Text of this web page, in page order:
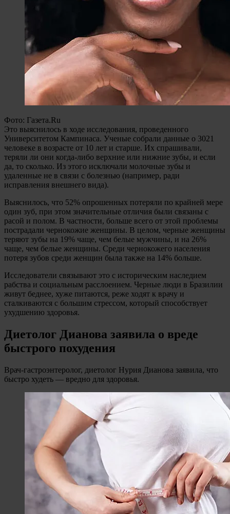
Фото: Газета.Ru
Это выяснилось в ходе исследования, проведенного
Университетом Кампинаса. Ученые собрали данные о 3021
человеке в возрасте от 10 лет и старше. Их спрашивали,
теряли ли они когда-либо верхние или нижние зубы, и если
да, то сколько. Из этого исключали молочные зубы и
удаленные не в связи с болезнью (например, ради
исправления внешнего вида).
Выяснилось, что 52% опрошенных потеряли по крайней мере
один зуб, при этом значительные отличия были связаны с
расой и полом. В частности, больше всего от этой проблемы
пострадали чернокожие женщины. В целом, черные женщины
теряют зубы на 19% чаще, чем белые мужчины, и на 26%
чаще, чем белые женщины. Среди чернокожего населения
потеря зубов среди женщин была также на 14% больше.
Исследователи связывают это с историческим наследием
рабства и социальным расслоением. Черные люди в Бразилии
живут беднее, хуже питаются, реже ходят к врачу и
сталкиваются с большим стрессом, который способствует
ухудшению здоровья.
Диетолог Дианова заявила о вреде
быстрого похудения
Врач-гастроэнтеролог, диетолог Нурия Дианова заявила, что
быстро худеть — вредно для здоровья.